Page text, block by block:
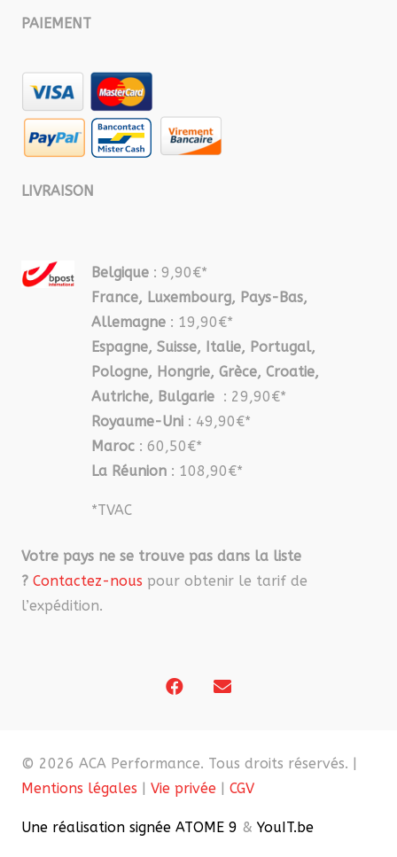
PAIEMENT
LIVRAISON
Belgique : 9,90€*
France, Luxembourg, Pays-Bas,
Allemagne : 19,90€*
Espagne, Suisse, Italie, Portugal,
Pologne, Hongrie, Grèce, Croatie,
Autriche, Bulgarie : 29,90€*
Royaume-Uni : 49,90€*
Maroc : 60,50€*
La Réunion : 108,90€*
*TVAC
Votre pays ne se trouve pas dans la liste
? Contactez-nous pour obtenir le tarif de
l’expédition.
© 2026 ACA Performance. Tous droits réservés. |
Mentions légales | Vie privée | CGV
Une réalisation signée ATOME 9 & YouIT.be